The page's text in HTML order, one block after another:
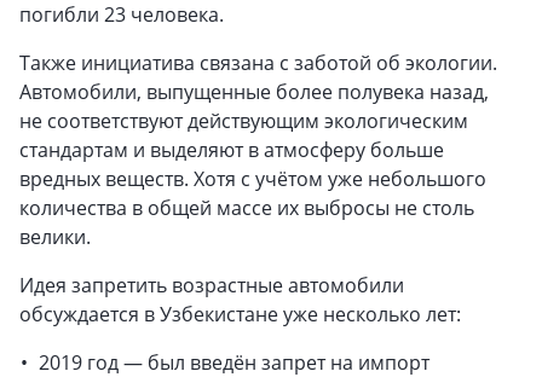
погибли 23 человека.
Также инициатива связана с заботой об экологии.
Автомобили, выпущенные более полувека назад,
не соответствуют действующим экологическим
стандартам и выделяют в атмосферу больше
вредных веществ. Хотя с учётом уже небольшого
количества в общей массе их выбросы не столь
велики.
Идея запретить возрастные автомобили
обсуждается в Узбекистане уже несколько лет:
2019 год — был введён запрет на импорт